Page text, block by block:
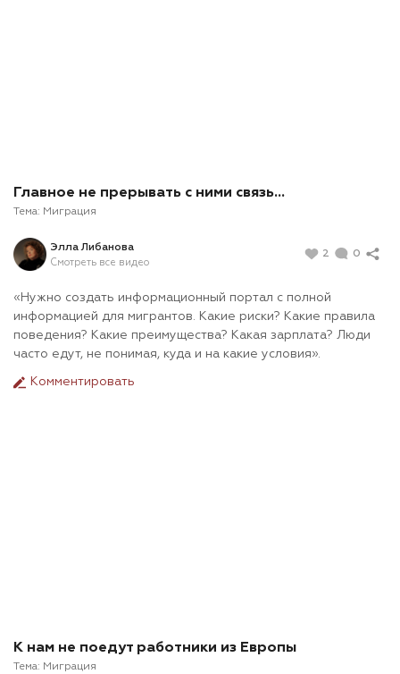
Главное не прерывать с ними связь...
Тема: Миграция
Элла Либанова
Смотреть все видео
2 0
«Нужно создать информационный портал с полной
информацией для мигрантов. Какие риски? Какие правила
поведения? Какие преимущества? Какая зарплата? Люди
часто едут, не понимая, куда и на какие условия».
Комментировать
К нам не поедут работники из Европы
Тема: Миграция